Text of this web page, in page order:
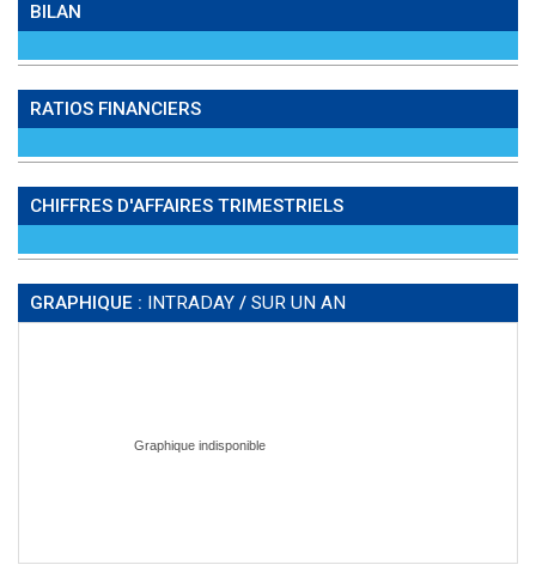
BILAN
RATIOS FINANCIERS
CHIFFRES D'AFFAIRES TRIMESTRIELS
GRAPHIQUE : INTRADAY / SUR UN AN